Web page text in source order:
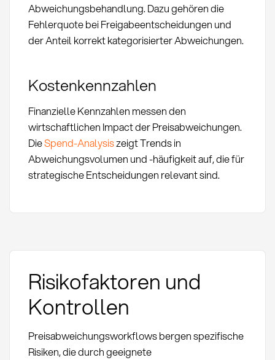
Abweichungsbehandlung. Dazu gehören die
Fehlerquote bei Freigabeentscheidungen und
der Anteil korrekt kategorisierter Abweichungen.
Kostenkennzahlen
Finanzielle Kennzahlen messen den
wirtschaftlichen Impact der Preisabweichungen.
DieSpend-Analysiszeigt Trends in
Abweichungsvolumen und -häufigkeit auf, die für
strategische Entscheidungen relevant sind.
Risikofaktoren und
Kontrollen
Preisabweichungsworkflows bergen spezifische
Risiken, die durch geeignete